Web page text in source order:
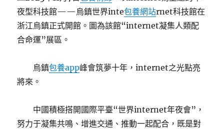
夜型科技館——烏鎮世界inte包養網站rnet科技館在
浙江烏鎮正式開館。圖為該館“internet凝集人類配
合命運”展區。
烏鎮包養app峰會筑夢十年，internet之光點亮
將來。
中國積極搭開國際平臺“世界internet年夜會”，
努力于凝集共鳴、增進交通、推動一起配合，既是對